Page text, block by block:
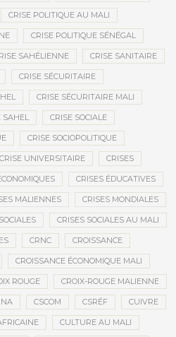
CRISE POLITIQUE AU MALI
CRISE POLITIQUE SÉNÉGAL
SAHÉLIENNE CRISE SANITAIRE
CRISE SÉCURITAIRE
CRISE SÉCURITAIRE MALI
SAHEL CRISE SOCIALE
CRISE SOCIOPOLITIQUE
CRISE UNIVERSITAIRE CRISES
CRISES ÉDUCATIVES
MALIENNES CRISES MONDIALES
CRISES SOCIALES AU MALI
CRNC CROISSANCE
CROISSANCE ÉCONOMIQUE MALI
ROUGE CROIX-ROUGE MALIENNE
CSCOM CSRÉF CUIVRE
CULTURE AU MALI